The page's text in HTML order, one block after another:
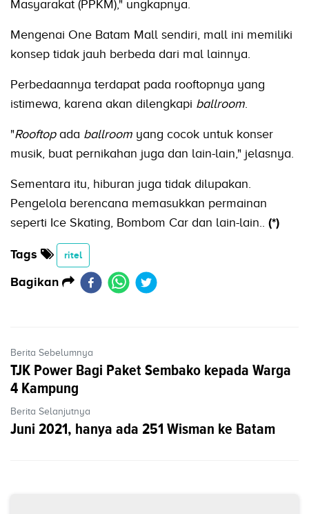
Masyarakat (PPKM)," ungkapnya.
Mengenai One Batam Mall sendiri, mall ini memiliki
konsep tidak jauh berbeda dari mal lainnya.
Perbedaannya terdapat pada rooftopnya yang
istimewa, karena akan dilengkapi ballroom
"Rooftopada ballroom yang cocok untuk konser
musik, buat pernikahan juga dan lain-lain," jelasnya.
Sementara itu, hiburan juga tidak dilupakan.
Pengelola berencana memasukkan permainan
seperti Ice Skating, Bombom Car dan lain-lain.. (*)
Tags ritel
Bagikan
Berita Sebelumnya
TJK Power Bagi Paket Sembako kepada Warga
4 Kampung
Berita Selanjutnya
Juni 2021, hanya ada 251 Wisman ke Batam